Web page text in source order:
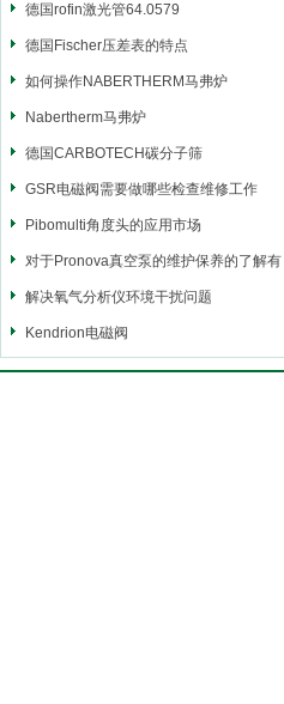
德国rofin激光管64.0579
德国Fischer压差表的特点
如何操作NABERTHERM马弗炉
Nabertherm马弗炉
德国CARBOTECH碳分子筛
GSR电磁阀需要做哪些检查维修工作
Pibomulti角度头的应用市场
对于Pronova真空泵的维护保养的了解有
多少
解决氧气分析仪环境干扰问题
Kendrion电磁阀